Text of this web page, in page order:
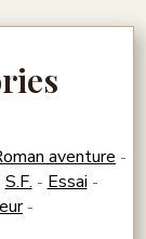
aventure -
S.F. - Essai -
-